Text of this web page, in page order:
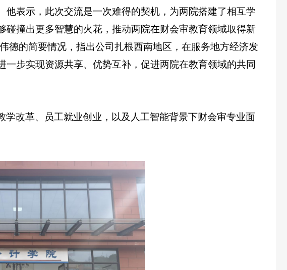
表示，此次交流是一次难得的契机，为两院搭建了相互学
撞出更多智慧的火花，推动两院在财会审教育领域取得新
德的简要情况，指出公司扎根西南地区，在服务地方经济发
步实现资源共享、优势互补，促进两院在教育领域的共同
改革、员工就业创业，以及人工智能背景下财会审专业面